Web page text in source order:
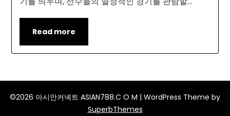
Read more
©2026 아시안커넥트 ASIAN788.C O M | WordPress Theme by
SuperbThemes